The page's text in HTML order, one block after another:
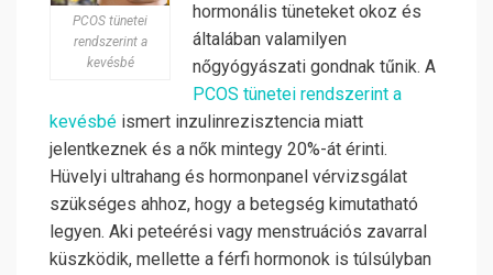
PCOS tünetei
rendszerint a
kevésbé
hormonális tüneteket okoz és
általában valamilyen
nőgyógyászati gondnak tűnik. A
PCOS tünetei rendszerint a
kevésbé ismert inzulinrezisztencia miatt
jelentkeznek és a nők mintegy 20%-át érinti.
Hüvelyi ultrahang és hormonpanel vérvizsgálat
szükséges ahhoz, hogy a betegség kimutatható
legyen. Aki peteérési vagy menstruációs zavarral
küszködik, mellette a férfi hormonok is túlsúlyban